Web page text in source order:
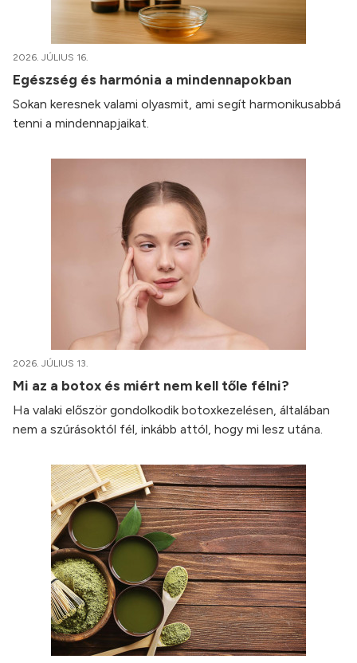
2026. JÚLIUS 16.
Egészség és harmónia a mindennapokban
Sokan keresnek valami olyasmit, ami segít harmonikusabbá
tenni a mindennapjaikat.
2026. JÚLIUS 13.
Mi az a botox és miért nem kell tőle félni?
Ha valaki először gondolkodik botoxkezelésen, általában
nem a szúrásoktól fél, inkább attól, hogy mi lesz utána.